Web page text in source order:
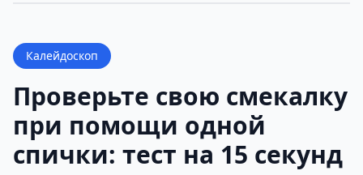
Калейдоскоп
Проверьте свою смекалку
при помощи одной
спички: тест на 15 секунд